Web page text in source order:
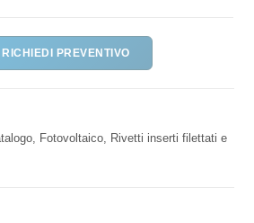
RICHIEDI PREVENTIVO
Fotovoltaico, Rivetti inserti filettati e